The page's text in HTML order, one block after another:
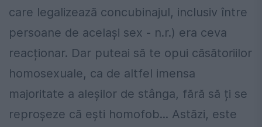
care legalizează concubinajul, inclusiv între
persoane de același sex - n.r.) era ceva
reacționar. Dar puteai să te opui căsătoriilor
homosexuale, ca de altfel imensa
majoritate a aleșilor de stânga, fără să ți se
reproșeze că ești homofob... Astăzi, este